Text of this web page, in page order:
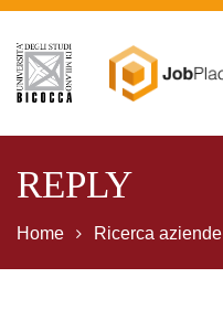
REPLY
Home Ricerca aziende